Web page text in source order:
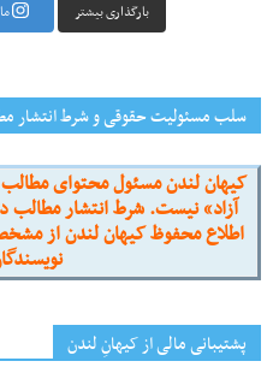
بارگذاری بیشتر
سلب مسئولیت حقوقی و شرط انتشار
کیهان لندن مسئول محتوای
آزاد» نیست. شرط انتشار مطالب
اطلاع محفوظ کیهان لندن از
پشتیبانی مالی از کیهانِ لندن